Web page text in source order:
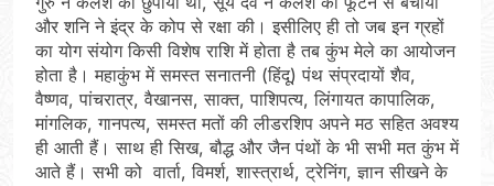
और शनि ने इंद्र के कोप से रक्षा की। इसीलिए ही तो जब इन ग्रहों
का योग संयोग किसी विशेष राशि में होता है तब कुंभ मेले का आयोजन
होता है। महाकुंभ में समस्त सनातनी (हिंदू) पंथ संप्रदायों शैव,
वैष्णव, पांचरात्र, वैखानस, साक्त, पाशिपत्य, लिंगायत कापालिक,
मांगलिक, गानपत्य, समस्त मतों की लीडरशिप अपने मठ सहित अवश्य
ही आती हैं। साथ ही सिख, बौद्ध और जैन पंथों के भी सभी मत कुंभ में
आते हैं। सभी को वार्ता, विमर्श, शास्त्रार्थ, ट्रेनिंग, ज्ञान सीखने के